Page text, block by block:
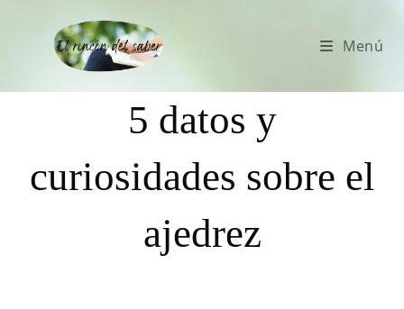
Menú
5 datos y
curiosidades sobre el
ajedrez